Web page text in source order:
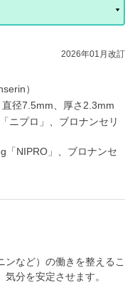
2026年01月改訂
）
径7.5mm、厚さ2.3mm
ニプロ」、ブロナンセリ
「NIPRO」、ブロナンセ
など）の働きを整えるこ
分を安定させます。